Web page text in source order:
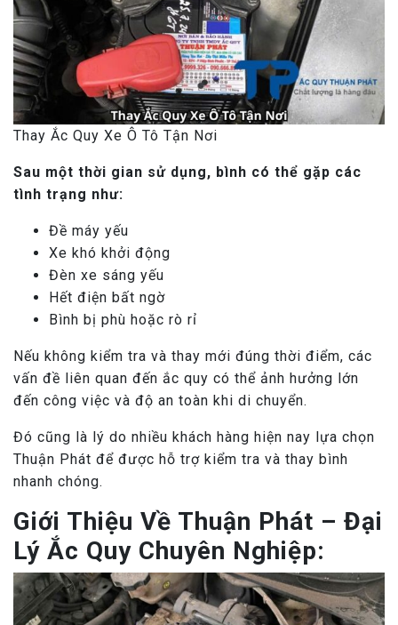
Thay Ắc Quy Xe Ô Tô Tận Nơi
Sau một thời gian sử dụng, bình có thể gặp các
tình trạng như:
Đề máy yếu
Xe khó khởi động
Đèn xe sáng yếu
Hết điện bất ngờ
Bình bị phù hoặc rò rỉ
Nếu không kiểm tra và thay mới đúng thời điểm, các
vấn đề liên quan đến ắc quy có thể ảnh hưởng lớn
đến công việc và độ an toàn khi di chuyển.
Đó cũng là lý do nhiều khách hàng hiện nay lựa chọn
Thuận Phát để được hỗ trợ kiểm tra và thay bình
nhanh chóng.
Giới Thiệu Về Thuận Phát – Đại
Lý Ắc Quy Chuyên Nghiệp: